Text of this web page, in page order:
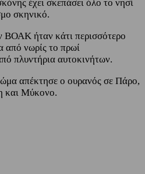
έχει σκεπάσει όλο το νησί
σκηνικό.
ΒΟΑΚ ήταν κάτι περισσότερο
από νωρίς το πρωί
πλυντήρια αυτοκινήτων.
απέκτησε ο ουρανός σε Πάρο,
και Μύκονο.